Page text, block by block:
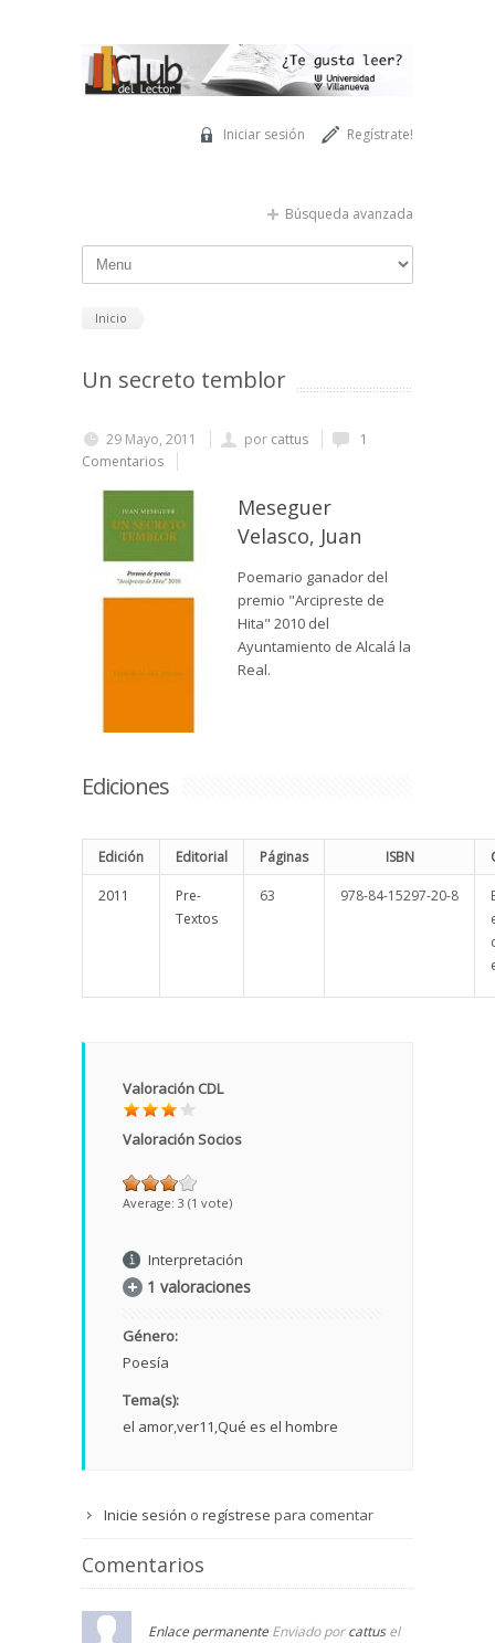
Regístrate!
Iniciar sesión
Búsqueda avanzada
Inicio
Un secreto temblor
29 Mayo, 2011 por cattus
1
Comentarios
Meseguer
Velasco, Juan
Poemario ganador del
premio "Arcipreste de
Hita" 2010 del
Ayuntamiento de Alcalá la
Real.
Ediciones
Edición Editorial Páginas ISBN
2011
Pre-
Textos
63 978-84-15297-20-8
Valoración CDL
Valoración Socios
Average: 3 (1 vote)
Interpretación
1 valoraciones
Género:
Poesía
Tema(s):
el amorver11 Qué es el hombre
Inicie sesión o regístrese para comentar
Comentarios
Enlace permanente Enviado porcattusel